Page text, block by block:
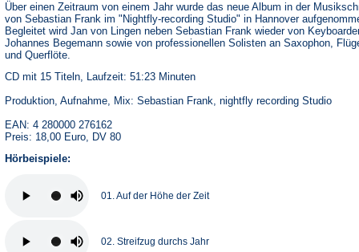
Über einen Zeitraum von einem Jahr wurde das neue Album in der
von Sebastian Frank im "Nightfly-recording Studio" in Hannover
Begleitet wird Jan von Lingen neben Sebastian Frank wieder von
Johannes Begemann sowie von professionellen Solisten an Saxophon,
und Querflöte.
CD mit 15 Titeln, Laufzeit: 51:23 Minuten
Produktion, Aufnahme, Mix: Sebastian Frank, nightfly recording Studio
EAN: 4 280000 276162
Preis: 18,00 Euro, DV 80
Hörbeispiele:
01. Auf der Höhe der Zeit
02. Streifzug durchs Jahr